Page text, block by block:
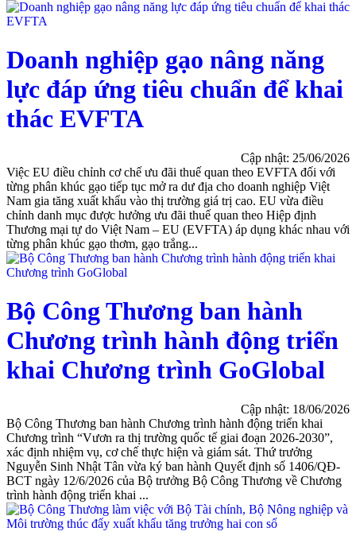
Doanh nghiệp gạo nâng năng
lực đáp ứng tiêu chuẩn để khai
thác EVFTA
Cập nhật: 25/06/2026
Việc EU điều chỉnh cơ chế ưu đãi thuế quan theo EVFTA đối với
từng phân khúc gạo tiếp tục mở ra dư địa cho doanh nghiệp Việt
Nam gia tăng xuất khẩu vào thị trường giá trị cao. EU vừa điều
chỉnh danh mục được hưởng ưu đãi thuế quan theo Hiệp định
Thương mại tự do Việt Nam – EU (EVFTA) áp dụng khác nhau với
từng phân khúc gạo thơm, gạo trắng...
Bộ Công Thương ban hành
Chương trình hành động triển
khai Chương trình GoGlobal
Cập nhật: 18/06/2026
Bộ Công Thương ban hành Chương trình hành động triển khai
Chương trình “Vươn ra thị trường quốc tế giai đoạn 2026-2030”,
xác định nhiệm vụ, cơ chế thực hiện và giám sát. Thứ trưởng
Nguyễn Sinh Nhật Tân vừa ký ban hành Quyết định số 1406/QĐ-
BCT ngày 12/6/2026 của Bộ trưởng Bộ Công Thương về Chương
trình hành động triển khai ...